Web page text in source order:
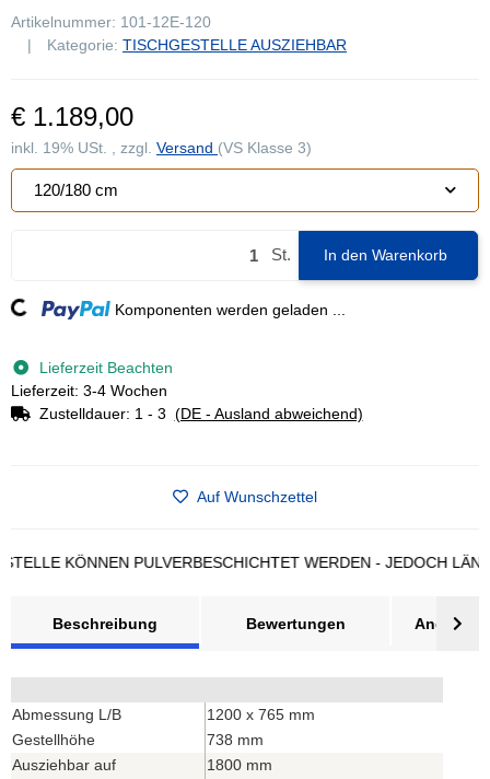
Artikelnummer: 101-12E-120
Kategorie: TISCHGESTELLE AUSZIEHBAR
€ 1.189,00
inkl. 19% USt. , zzgl. Versand (VS Klasse 3)
120/180 cm
St. In den Warenkorb
Komponenten werden geladen ...
Lieferzeit Beachten
Lieferzeit: 3-4 Wochen
Zustelldauer: 1 - 3 (DE - Ausland abweichend)
Auf Wunschzettel
KÖNNEN PULVERBESCHICHTET WERDEN - JEDOCH
Beschreibung Bewertungen Angebot
Abmessung L/B
1200 x 765 mm
Gestellhöhe
738 mm
Ausziehbar auf
1800 mm